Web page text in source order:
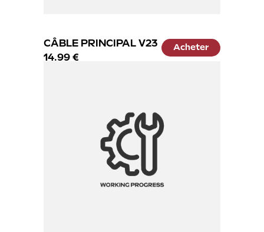
CÂBLE PRINCIPAL V23
14.99 €
Acheter